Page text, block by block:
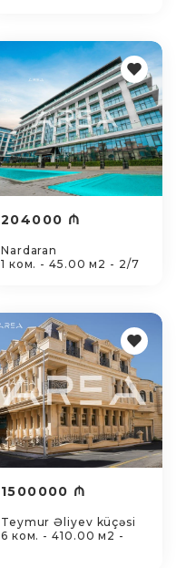
204000 ₼
Nardaran
1 ком. - 45.00 м2 - 2/7
1500000 ₼
Teymur Əliyev küçəsi
6 ком. - 410.00 м2 -